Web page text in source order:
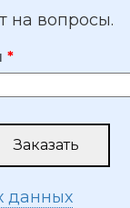
на вопросы.
данных